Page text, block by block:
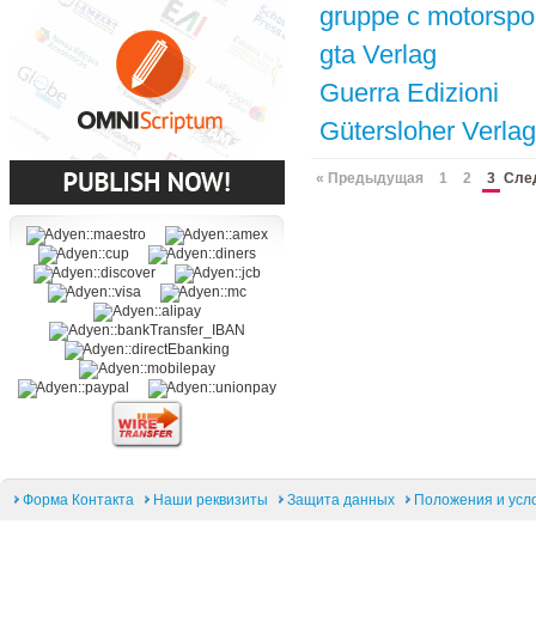
gruppe c
gta Verlag
Guerra Edizioni
Gütersloher
« Предыдущая 1 2 3
Форма Контакта Наши реквизиты Защита данных Положения и